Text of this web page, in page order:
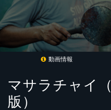
動画情報
マサラチャイ
版）